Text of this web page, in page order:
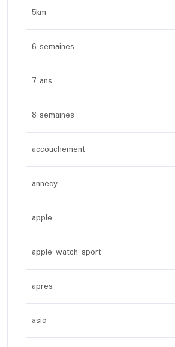
5km
6 semaines
7 ans
8 semaines
accouchement
annecy
apple
apple watch sport
apres
asic